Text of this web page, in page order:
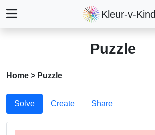
Kleur-v-Kind
Puzzle
Home > Puzzle
Solve Create Share